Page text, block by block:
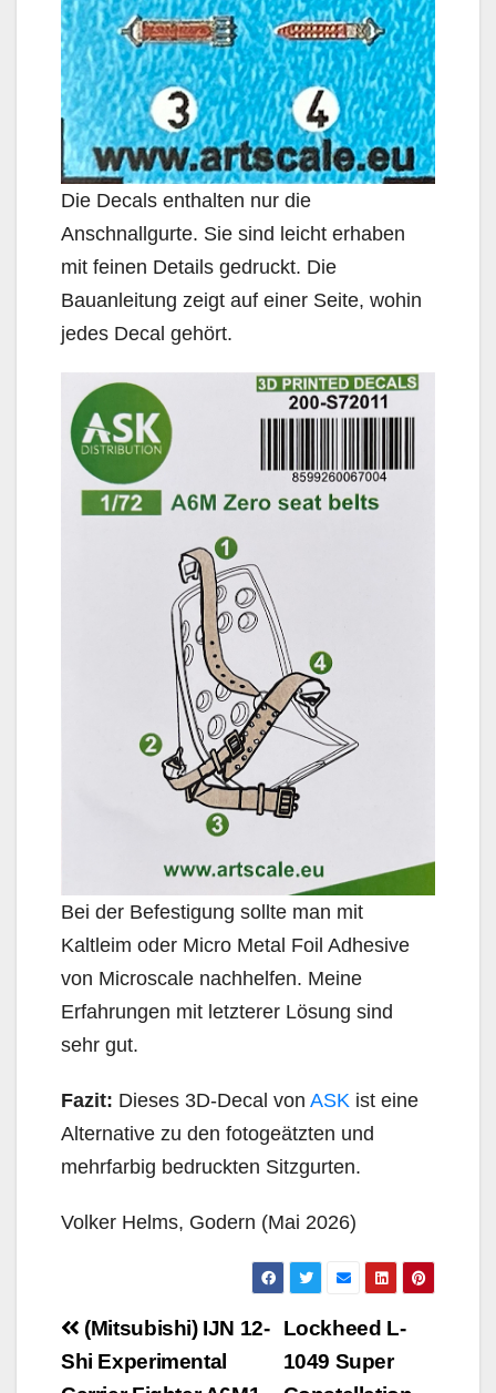
Die Decals enthalten nur die
Anschnallgurte. Sie sind leicht erhaben
mit feinen Details gedruckt. Die
Bauanleitung zeigt auf einer Seite, wohin
jedes Decal gehört.
Bei der Befestigung sollte man mit
Kaltleim oder Micro Metal Foil Adhesive
von Microscale nachhelfen. Meine
Erfahrungen mit letzterer Lösung sind
sehr gut.
Fazit: Dieses 3D-Decal von ASK ist eine
Alternative zu den fotogeätzten und
mehrfarbig bedruckten Sitzgurten.
Volker Helms, Godern (Mai 2026)
Beitragsnavigation
Lockheed L-
1049 Super
(Mitsubishi) IJN 12-
Shi Experimental